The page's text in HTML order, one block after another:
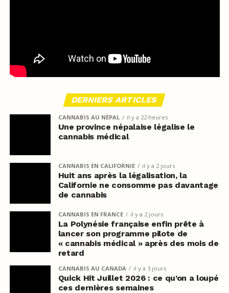
DERNIERS ARTICLES
CANNABIS AU NÉPAL il y a 22 heures
Une province népalaise légalise le
cannabis médical
CANNABIS EN CALIFORNIE il y a 2 jours
Huit ans après la légalisation, la
Californie ne consomme pas davantage
de cannabis
CANNABIS EN FRANCE il y a 2 jours
La Polynésie française enfin prête à
lancer son programme pilote de
« cannabis médical » après des mois de
retard
CANNABIS AU CANADA il y a 3 jours
Quick Hit Juillet 2026 : ce qu’on a loupé
ces dernières semaines